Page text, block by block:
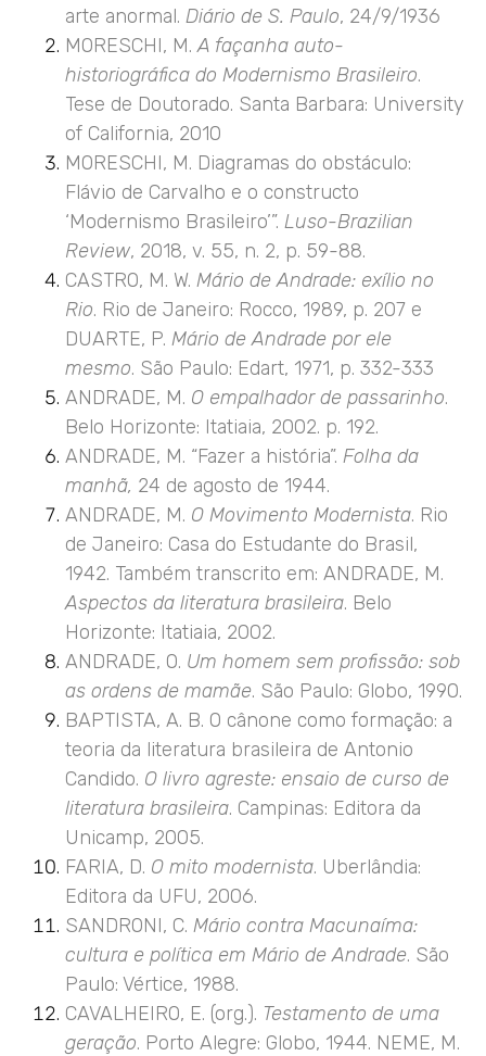
arte anormal. Diário de S. Paulo, 24/9/1936
MORESCHI, M.A façanha auto-
historiográfica do Modernismo Brasileiro.
Tese de Doutorado. Santa Barbara: University
of California, 2010
MORESCHI, M. Diagramas do obstáculo:
Flávio de Carvalho e o constructo
‘Modernismo Brasileiro’”. Luso-Brazilian
Review, 2018, v. 55, n. 2, p. 59-88.
CASTRO, M. W. Mário de Andrade: exílio no
Rio. Rio de Janeiro: Rocco, 1989, p. 207 e
DUARTE, P. Mário de Andrade por ele
mesmo. São Paulo: Edart, 1971, p. 332-333
ANDRADE, M. O empalhador de passarinho.
Belo Horizonte: Itatiaia, 2002. p. 192.
ANDRADE, M. “Fazer a história”. Folha da
manhã, 24 de agosto de 1944.
ANDRADE, M. O Movimento Modernista. Rio
de Janeiro: Casa do Estudante do Brasil,
1942. Também transcrito em: ANDRADE, M.
Aspectos da literatura brasileira. Belo
Horizonte: Itatiaia, 2002.
ANDRADE, O. Um homem sem profissão: sob
as ordens de mamãe. São Paulo: Globo, 1990.
BAPTISTA, A. B. O cânone como formação: a
teoria da literatura brasileira de Antonio
Candido. O livro agreste: ensaio de curso de
literatura brasileira. Campinas: Editora da
Unicamp, 2005.
FARIA, D. O mito modernista. Uberlândia:
Editora da UFU, 2006.
SANDRONI, C. Mário contra Macunaíma:
cultura e política em Mário de Andrade. São
Paulo: Vértice, 1988.
CAVALHEIRO, E. (org.). Testamento de uma
geração. Porto Alegre: Globo, 1944. NEME, M.